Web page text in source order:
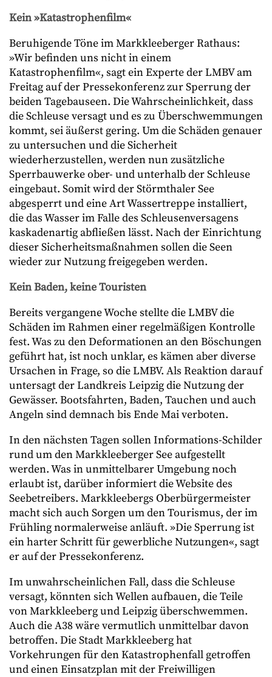
Kein »Katastrophenfilm«
Beruhigende Töne im Markkleeberger Rathaus:
»Wir befinden uns nicht in einem
Katastrophenfilm«, sagt ein Experte der LMBV am
Freitag auf der Pressekonferenz zur Sperrung der
beiden Tagebauseen. Die Wahrscheinlichkeit, dass
die Schleuse versagt und es zu Überschwemmungen
kommt, sei äußerst gering. Um die Schäden genauer
zu untersuchen und die Sicherheit
wiederherzustellen, werden nun zusätzliche
Sperrbauwerke ober- und unterhalb der Schleuse
eingebaut. Somit wird der Störmthaler See
abgesperrt und eine Art Wassertreppe installiert,
die das Wasser im Falle des Schleusenversagens
kaskadenartig abfließen lässt. Nach der Einrichtung
dieser Sicherheitsmaßnahmen sollen die Seen
wieder zur Nutzung freigegeben werden.
Kein Baden, keine Touristen
Bereits vergangene Woche stellte die LMBV die
Schäden im Rahmen einer regelmäßigen Kontrolle
fest. Was zu den Deformationen an den Böschungen
geführt hat, ist noch unklar, es kämen aber diverse
Ursachen in Frage, so die LMBV. Als Reaktion darauf
untersagt der Landkreis Leipzig die Nutzung der
Gewässer. Bootsfahrten, Baden, Tauchen und auch
Angeln sind demnach bis Ende Mai verboten.
In den nächsten Tagen sollen Informations-Schilder
rund um den Markkleeberger See aufgestellt
werden. Was in unmittelbarer Umgebung noch
erlaubt ist, darüber informiert die Website des
Seebetreibers. Markkleebergs Oberbürgermeister
macht sich auch Sorgen um den Tourismus, der im
Frühling normalerweise anläuft. »Die Sperrung ist
ein harter Schritt für gewerbliche Nutzungen«, sagt
er auf der Pressekonferenz.
Im unwahrscheinlichen Fall, dass die Schleuse
versagt, könnten sich Wellen aufbauen, die Teile
von Markkleeberg und Leipzig überschwemmen.
Auch die A38 wäre vermutlich unmittelbar davon
betroffen. Die Stadt Markkleeberg hat
Vorkehrungen für den Katastrophenfall getroffen
und einen Einsatzplan mit der Freiwilligen